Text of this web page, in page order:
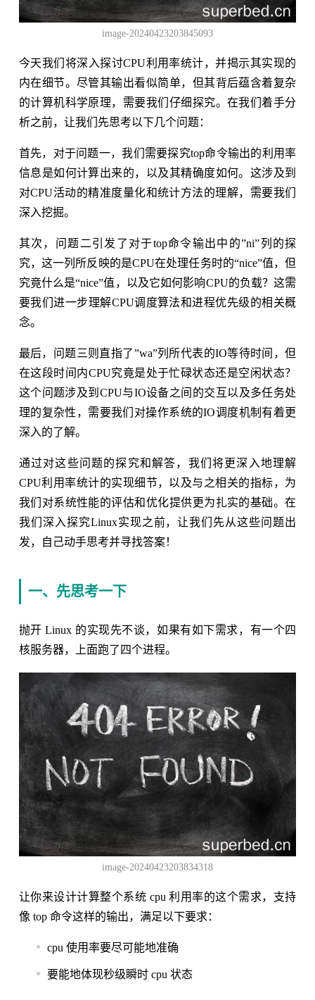
image-20240423203845093
今天我们将深入探讨CPU利用率统计，并揭示其实现的
内在细节。尽管其输出看似简单，但其背后蕴含着复杂
的计算机科学原理，需要我们仔细探究。在我们着手分
析之前，让我们先思考以下几个问题：
首先，对于问题一，我们需要探究top命令输出的利用率
信息是如何计算出来的，以及其精确度如何。这涉及到
对CPU活动的精准度量化和统计方法的理解，需要我们
深入挖掘。
其次，问题二引发了对于top命令输出中的”ni”列的探
究，这一列所反映的是CPU在处理任务时的“nice”值，但
究竟什么是“nice”值，以及它如何影响CPU的负载？这需
要我们进一步理解CPU调度算法和进程优先级的相关概
念。
最后，问题三则直指了”wa”列所代表的IO等待时间，但
在这段时间内CPU究竟是处于忙碌状态还是空闲状态？
这个问题涉及到CPU与IO设备之间的交互以及多任务处
理的复杂性，需要我们对操作系统的IO调度机制有着更
深入的了解。
通过对这些问题的探究和解答，我们将更深入地理解
CPU利用率统计的实现细节，以及与之相关的指标，为
我们对系统性能的评估和优化提供更为扎实的基础。在
我们深入探究Linux实现之前，让我们先从这些问题出
发，自己动手思考并寻找答案！
一、先思考一下
抛开 Linux 的实现先不谈，如果有如下需求，有一个四
核服务器，上面跑了四个进程。
image-20240423203834318
让你来设计计算整个系统 cpu 利用率的这个需求，支持
像 top 命令这样的输出，满足以下要求：
cpu 使用率要尽可能地准确
要能地体现秒级瞬时 cpu 状态